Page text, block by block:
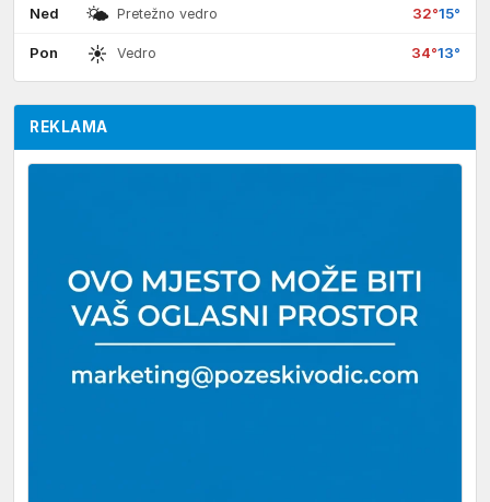
Ned 🌤 Pretežno vedro 32°15°
Pon ☀ Vedro 34°13°
REKLAMA